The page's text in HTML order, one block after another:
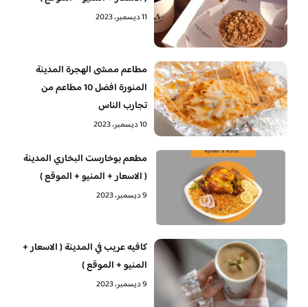
11 ديسمبر، 2023
مطاعم ممشى الهجرة المدينة
المنورة افضل 10 مطاعم من
تجارب الناس
10 ديسمبر، 2023
مطعم بوخارست البخاري المدينة
( الاسعار + المنيو + الموقع )
9 ديسمبر، 2023
كافيه عريب في المدينة ( الاسعار +
المنيو + الموقع )
9 ديسمبر، 2023